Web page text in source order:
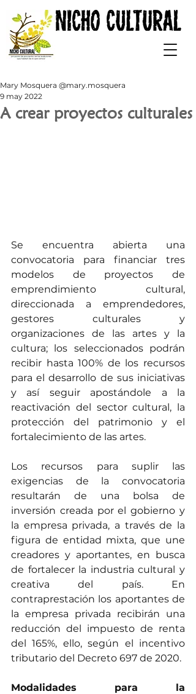
A crear proyectos culturales
Mary Mosquera @mary.mosquera
9 may 2022
Se encuentra abierta una
convocatoria para financiar tres
modelos de proyectos de
emprendimiento cultural,
direccionada a emprendedores,
gestores culturales y
organizaciones de las artes y la
cultura; los seleccionados podrán
recibir hasta 100% de los recursos
para el desarrollo de sus iniciativas
y así seguir apostándole a la
reactivación del sector cultural, la
protección del patrimonio y el
fortalecimiento de las artes.
Los recursos para suplir las
exigencias de la convocatoria
resultarán de una bolsa de
inversión creada por el gobierno y
la empresa privada, a través de la
figura de entidad mixta, que une
creadores y aportantes, en busca
de fortalecer la industria cultural y
creativa del país. En
contraprestación los aportantes de
la empresa privada recibirán una
reducción del impuesto de renta
del 165%, ello, según el incentivo
tributario del Decreto 697 de 2020.
Modalidades para la